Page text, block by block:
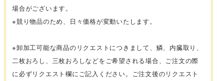
場合がございます。
※競り物品のため、日々価格が変動いたします。
※卸加工可能な商品のリクエストにつきまして、鱗、内臓取り、
二枚おろし、三枚おろしなどをご希望される場合、ご注文の際
に必ずリクエスト欄にご記入ください。ご注文後のリクエスト